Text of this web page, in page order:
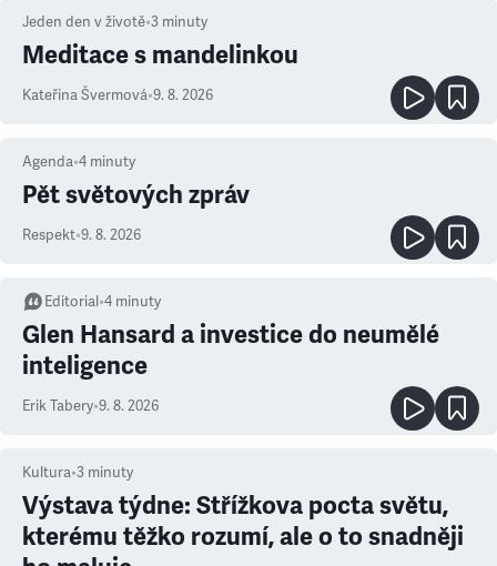
Jeden den v životě•3 minuty
Meditace s mandelinkou
Kateřina Švermová•9. 8. 2026
Agenda•4 minuty
Pět světových zpráv
Respekt•9. 8. 2026
Editorial •4 minuty
Glen Hansard a investice do neumělé
inteligence
Erik Tabery•9. 8. 2026
Kultura•3 minuty
Výstava týdne: Střížkova pocta světu,
kterému těžko rozumí, ale o to snadněji